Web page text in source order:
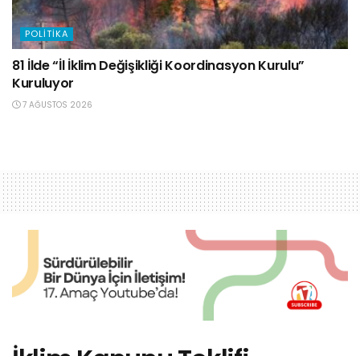
POLITIKA
81 İlde “İl İklim Değişikliği Koordinasyon Kurulu”
Kuruluyor
7 AĞUSTOS 2026